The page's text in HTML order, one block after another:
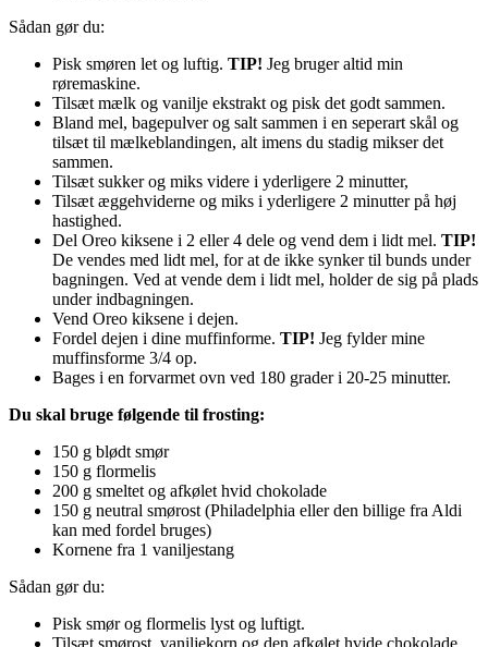
Sådan gør du:
Pisk smøren let og luftig. TIP! Jeg bruger altid min
røremaskine.
Tilsæt mælk og vanilje ekstrakt og pisk det godt sammen.
Bland mel, bagepulver og salt sammen i en seperart skål og
tilsæt til mælkeblandingen, alt imens du stadig mikser det
sammen.
Tilsæt sukker og miks videre i yderligere 2 minutter,
Tilsæt æggehviderne og miks i yderligere 2 minutter på høj
hastighed.
Del Oreo kiksene i 2 eller 4 dele og vend dem i lidt mel. TIP!
De vendes med lidt mel, for at de ikke synker til bunds under
bagningen. Ved at vende dem i lidt mel, holder de sig på plads
under indbagningen.
Vend Oreo kiksene i dejen.
Fordel dejen i dine muffinforme. TIP! Jeg fylder mine
muffinsforme 3/4 op.
Bages i en forvarmet ovn ved 180 grader i 20-25 minutter.
Du skal bruge følgende til frosting:
150 g blødt smør
150 g flormelis
200 g smeltet og afkølet hvid chokolade
150 g neutral smørost (Philadelphia eller den billige fra Aldi
kan med fordel bruges)
Kornene fra 1 vaniljestang
Sådan gør du:
Pisk smør og flormelis lyst og luftigt.
Tilsæt smørost, vaniljekorn og den afkølet hvide chokolade.